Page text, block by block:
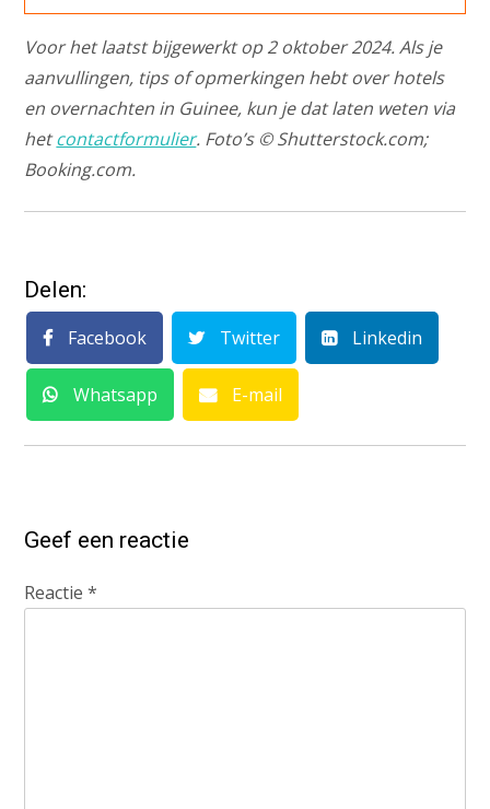
Voor het laatst bijgewerkt op 2 oktober 2024. Als je
aanvullingen, tips of opmerkingen hebt over hotels
en overnachten in Guinee, kun je dat laten weten via
hetcontactformulier. Foto’s © Shutterstock.com;
Booking.com.
Delen:
Facebook Twitter Linkedin
Whatsapp E-mail
Geef een reactie
Reactie*